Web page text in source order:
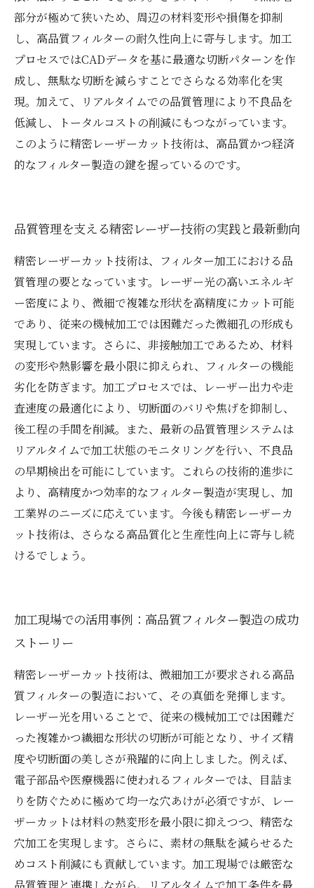
部分が極めて狭いため、周辺の材料変形や損傷を抑制
し、高品質フィルターの耐久性向上に寄与します。加工
プロセスではCADデータを基に最適な切断パターンを作
成し、無駄な切断を減らすことでさらなる効率化を実
現。加えて、リアルタイムでの品質管理により不良品を
低減し、トータルコストの削減にもつながっています。
このように精密レーザーカット技術は、高品質かつ経済
的なフィルター製造の鍵を握っているのです。
品質管理を支える精密レーザー技術の実践と最新動向
精密レーザーカット技術は、フィルター加工における品
質管理の要となっています。レーザー光の高いエネルギ
ー密度により、微細で複雑な形状を高精度にカット可能
であり、従来の機械加工では困難だった微細孔の形成も
実現しています。さらに、非接触加工であるため、材料
の変形や熱影響を最小限に抑えられ、フィルターの機能
劣化を防ぎます。加工プロセスでは、レーザー出力や走
査速度の最適化により、切断面のバリや焦げを抑制し、
後工程の手間を削減。また、最新の品質管理システムは
リアルタイムで加工状態のモニタリングを行い、不良品
の早期検出を可能にしています。これらの技術的進歩に
より、高精度かつ効率的なフィルター製造が実現し、加
工業界のニーズに応えています。今後も精密レーザーカ
ット技術は、さらなる高品質化と生産性向上に寄与し続
けるでしょう。
加工現場での活用事例：高品質フィルター製造の成功
ストーリー
精密レーザーカット技術は、微細加工が要求される高品
質フィルターの製造において、その真価を発揮します。
レーザー光を用いることで、従来の機械加工では困難だ
った複雑かつ繊細な形状の切断が可能となり、サイズ精
度や切断面の美しさが飛躍的に向上しました。例えば、
電子部品や医療機器に使われるフィルターでは、目詰ま
りを防ぐために極めて均一な穴あけが必須ですが、レー
ザーカットは材料の熱変形を最小限に抑えつつ、精密な
穴加工を実現します。さらに、素材の無駄を減らせるた
めコスト削減にも貢献しています。加工現場では厳密な